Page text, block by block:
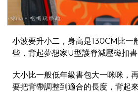
小波要升小二，身高是130CM比一
些，背起夢想家U型護脊減壓磁扣
大小比一般低年級書包大一咪咪，
要把背帶調整到適合的長度，背起